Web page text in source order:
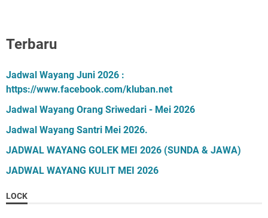
Terbaru
Jadwal Wayang Juni 2026 :
https://www.facebook.com/kluban.net
Jadwal Wayang Orang Sriwedari - Mei 2026
Jadwal Wayang Santri Mei 2026.
JADWAL WAYANG GOLEK MEI 2026 (SUNDA & JAWA)
JADWAL WAYANG KULIT MEI 2026
LOCK